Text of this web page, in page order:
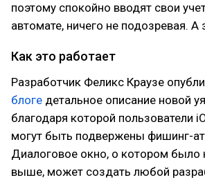
поэтому спокойно вводят свои
автомате, ничего не подозревая. А
Как это работает
Разработчик Феликс Краузе
блоге детальное описание новой
благодаря которой пользователи
могут быть подвержены фишинг-
Диалоговое окно, о котором было
выше, может создать любой